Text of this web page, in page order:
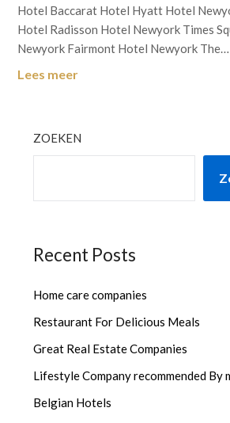
Hotel Baccarat Hotel Hyatt Hotel
Hotel Radisson Hotel Newyork Times
Newyork Fairmont Hotel Newyork The…
Lees meer
ZOEKEN
Recent Posts
Home care companies
Restaurant For Delicious Meals
Great Real Estate Companies
Lifestyle Company recommended By
Belgian Hotels